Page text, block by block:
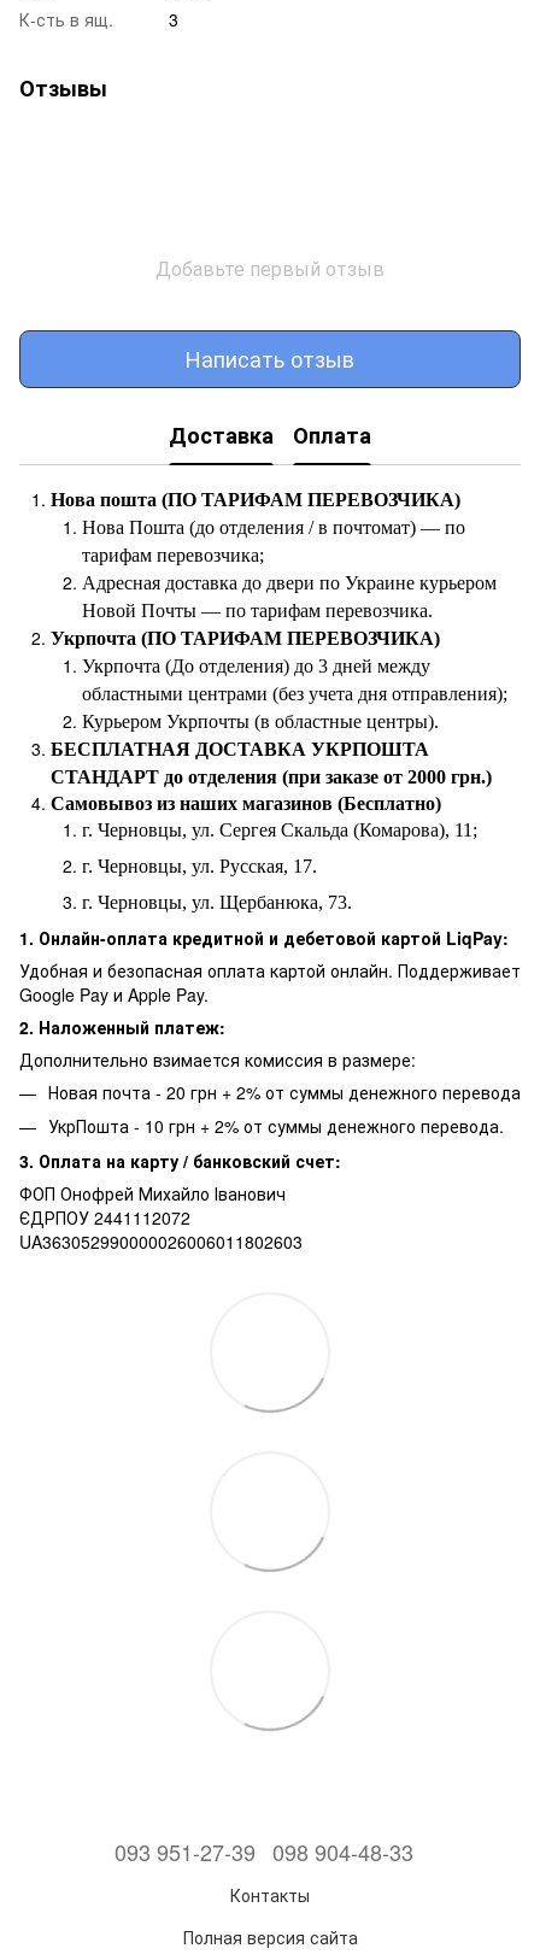
К-сть в ящ.
3
Отзывы
Добавьте первый отзыв
Написать отзыв
Доставка Оплата
Нова пошта (ПО ТАРИФАМ ПЕРЕВОЗЧИКА)
Нова Пошта (до отделения / в почтомат) — по
тарифам перевозчика;
Адресная доставка до двери по Украине курьером
Новой Почты — по тарифам перевозчика.
Укрпочта (ПО ТАРИФАМ ПЕРЕВОЗЧИКА)
Укрпочта (До отделения) до 3 дней между
областными центрами (без учета дня отправления);
Курьером Укрпочты (в областные центры).
БЕСПЛАТНАЯ ДОСТАВКА УКРПОШТА
СТАНДАРТ до отделения (при заказе от 2000 грн.)
Самовывоз из наших магазинов (Бесплатно)
г. Черновцы, ул. Сергея Скальда (Комарова), 11;
г. Черновцы, ул. Русская, 17.
г. Черновцы, ул. Щербанюка, 73.
1. Онлайн-оплата кредитной и дебетовой картой LiqPay:
Удобная и безопасная оплата картой онлайн. Поддерживает
Google Pay и Apple Pay.
2. Наложенный платеж:
Дополнительно взимается комиссия в размере:
Новая почта - 20 грн + 2% от суммы денежного перевода
УкрПошта - 10 грн + 2% от суммы денежного перевода.
3. Оплата на карту / банковский счет:
ФОП Онофрей Михайло Іванович
ЄДРПОУ 2441112072
UA363052990000026006011802603
093 951-27-39 098 904-48-33
Контакты
Полная версия сайта